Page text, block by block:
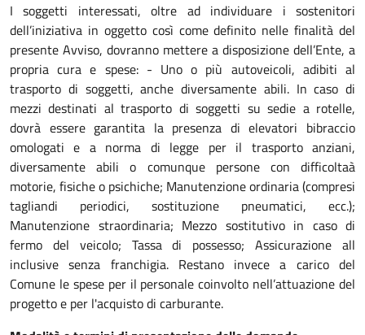
I soggetti interessati, oltre ad individuare i sostenitori
dell’iniziativa in oggetto così come definito nelle finalità del
presente Avviso, dovranno mettere a disposizione dell’Ente, a
propria cura e spese: - Uno o più autoveicoli, adibiti al
trasporto di soggetti, anche diversamente abili. In caso di
mezzi destinati al trasporto di soggetti su sedie a rotelle,
dovrà essere garantita la presenza di elevatori bibraccio
omologati e a norma di legge per il trasporto anziani,
diversamente abili o comunque persone con difficoltaà
motorie, fisiche o psichiche; Manutenzione ordinaria (compresi
tagliandi periodici, sostituzione pneumatici, ecc.);
Manutenzione straordinaria; Mezzo sostitutivo in caso di
fermo del veicolo; Tassa di possesso; Assicurazione all
inclusive senza franchigia. Restano invece a carico del
Comune le spese per il personale coinvolto nell’attuazione del
progetto e per l'acquisto di carburante.